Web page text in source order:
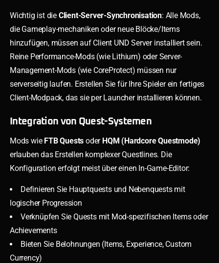
Wichtig ist die Client-Server-Synchronisation: Alle Mods,
die Gameplay-mechaniken oder neue Blöcke/Items
hinzufügen, müssen auf Client UND Server installiert sein.
Reine Performance-Mods (wie Lithium) oder Server-
Management-Mods (wie CoreProtect) müssen nur
serverseitig laufen. Erstellen Sie für Ihre Spieler ein fertiges
Client-Modpack, das sie per Launcher installieren können.
Integration von Quest-Systemen
Mods wie FTB Quests oder HQM (Hardcore Questmode)
erlauben das Erstellen komplexer Questlines. Die
Konfiguration erfolgt meist über einen In-Game-Editor:
Definieren Sie Hauptquests und Nebenquests mit
logischer Progression
Verknüpfen Sie Quests mit Mod-spezifischen Items oder
Achievements
Bieten Sie Belohnungen (Items, Experience, Custom
Currency)